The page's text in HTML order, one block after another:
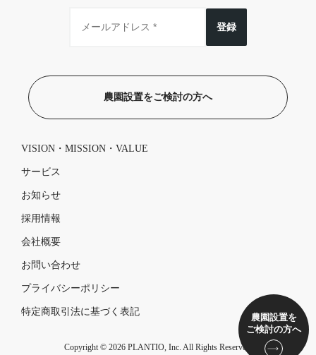
登録
農園設置をご検討の方へ
VISION・MISSION・VALUE
サービス
お知らせ
採用情報
会社概要
お問い合わせ
プライバシーポリシー
特定商取引法に基づく表記
Copyright © 2026 PLANTIO, Inc. All Rights Reserved.
農園設置を
ご検討の方へ